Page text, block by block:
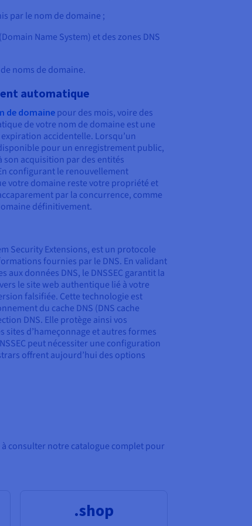
par le nom de domaine ;
Name System) et des zones DNS
noms de domaine.
automatique
de domaine pour des mois, voire des
de votre nom de domaine est une
accidentelle. Lorsqu’un
pour un enregistrement public,
son acquisition par des entités
configurant le renouvellement
votre domaine reste votre propriété et
par la concurrence, comme
définitivement.
Security Extensions, est un protocole
fournies par le DNS. En validant
aux données DNS, le DNSSEC garantit la
le site web authentique lié à votre
falsifiée. Cette technologie est
du cache DNS (DNS cache
DNS. Elle protège ainsi vos
d’hameçonnage et autres formes
peut nécessiter une configuration
offrent aujourd’hui des options
à consulter notre catalogue complet pour
.shop